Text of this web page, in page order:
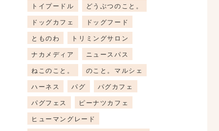
トイプードル
どうぶつのこと。
ドッグカフェ
ドッグフード
とものわ
トリミングサロン
ナカメディア
ニュースパス
ねこのこと。
のこと。マルシェ
ハーネス
パグ
パグカフェ
パグフェス
ピーナツカフェ
ヒューマングレード